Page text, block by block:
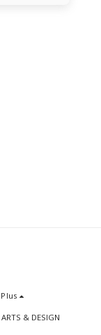
Plus
ARTS & DESIGN